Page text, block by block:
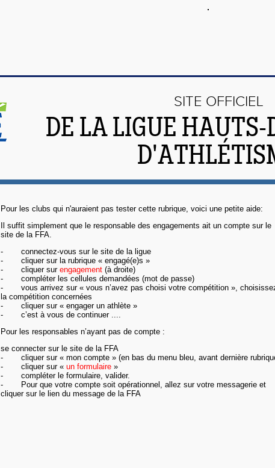
SITE OFFICIEL
DE LA LIGUE HAUTS-
Pour les clubs qui n'auraient pas tester cette rubrique, voici une petite aide:
Il suffit simplement que le responsable des engagements ait un compte sur le
site de la FFA.
-
connectez-vous sur le site de la ligue
-
cliquer sur la rubrique « engagé(e)s »
-
cliquer sur engagement (à droite)
-
compléter les cellules demandées (mot de passe)
-
vous arrivez sur « vous n’avez pas choisi votre compétition »,
la compétition concernées
-
cliquer sur « engager un athlète »
-
c’est à vous de continuer ....
Pour les responsables n’ayant pas de compte :
se connecter sur le site de la FFA
-
cliquer sur « mon compte » (en bas du menu bleu, avant dernière
-
cliquer sur « un formulaire »
-
compléter le formulaire, valider.
-
Pour que votre compte soit opérationnel, allez sur votre messagerie et
cliquer sur le lien du message de la FFA